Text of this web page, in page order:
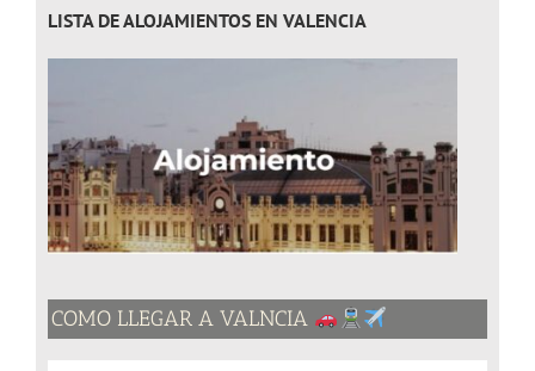
LISTA DE ALOJAMIENTOS EN VALENCIA
COMO LLEGAR A VALNCIA